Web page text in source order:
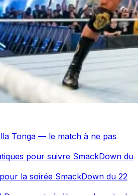
Tonga — le match à ne pas
pour suivre SmackDown du
la soirée SmackDown du 22